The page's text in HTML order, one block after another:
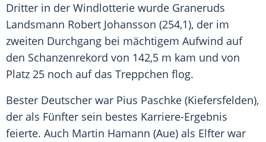
Dritter in der Windlotterie wurde Graneruds
Landsmann Robert Johansson (254,1), der im
zweiten Durchgang bei mächtigem Aufwind auf
den Schanzenrekord von 142,5 m kam und von
Platz 25 noch auf das Treppchen flog.
Bester Deutscher war Pius Paschke (Kiefersfelden),
der als Fünfter sein bestes Karriere-Ergebnis
feierte. Auch Martin Hamann (Aue) als Elfter war